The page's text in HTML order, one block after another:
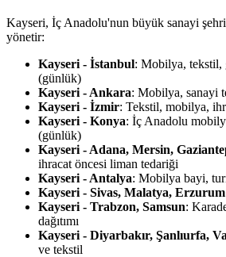
Kayseri, İç Anadolu'nun büyük sanayi
yönetir:
Kayseri - İstanbul: Mobilya, tekstil,
(günlük)
Kayseri - Ankara: Mobilya, sanayi
Kayseri - İzmir: Tekstil, mobilya,
Kayseri - Konya: İç Anadolu
(günlük)
Kayseri - Adana, Mersin,
ihracat öncesi liman tedariği
Kayseri - Antalya: Mobilya bayi,
Kayseri - Sivas, Malatya, Erzurum
Kayseri - Trabzon, Samsun:
dağıtımı
Kayseri - Diyarbakır, Şanlıurfa,
ve tekstil